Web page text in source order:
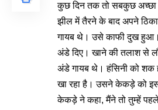
कुछ दिन तक तो सबकुछ अच्छा
झील में तैरने के बाद अपने
गायब थे। उसे काफी दुख
अंडे दिए। खाने की तलाश से
अंडे गायब थे। हंसिनी को शक
खा रहा है। उसने केकड़े को इस
केकड़े ने कहा, मैंने तो तुम्हें पहले